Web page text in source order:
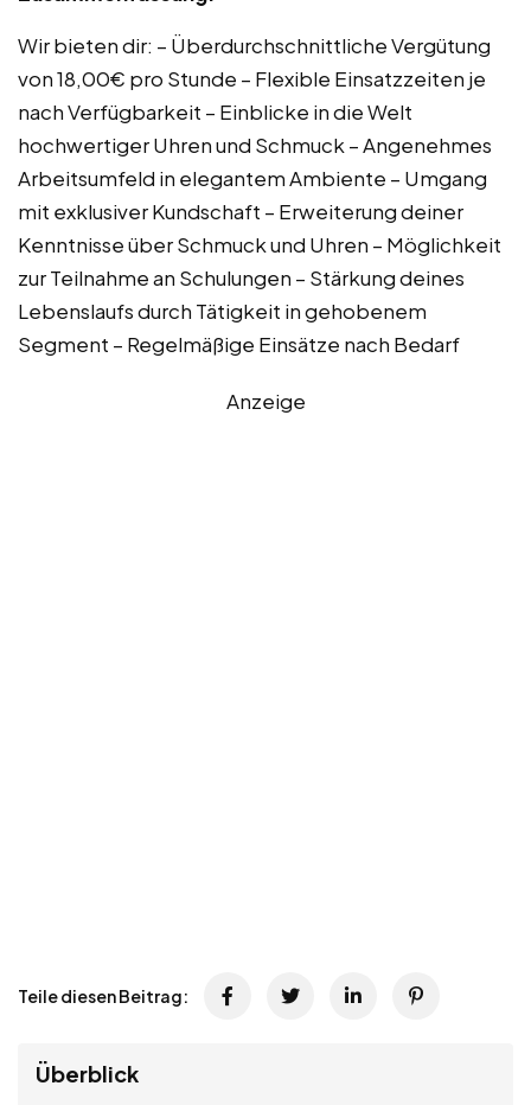
Wir bieten dir: – Überdurchschnittliche Vergütung
von 18,00€ pro Stunde – Flexible Einsatzzeiten je
nach Verfügbarkeit – Einblicke in die Welt
hochwertiger Uhren und Schmuck – Angenehmes
Arbeitsumfeld in elegantem Ambiente – Umgang
mit exklusiver Kundschaft – Erweiterung deiner
Kenntnisse über Schmuck und Uhren – Möglichkeit
zur Teilnahme an Schulungen – Stärkung deines
Lebenslaufs durch Tätigkeit in gehobenem
Segment – Regelmäßige Einsätze nach Bedarf
Anzeige
Teile diesen Beitrag:
Überblick